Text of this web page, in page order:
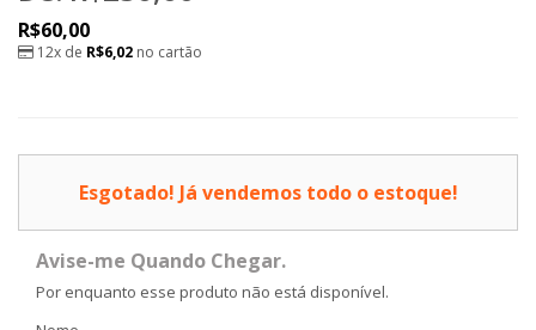
R$60,00
12x de R$6,02 no cartão
Esgotado! Já vendemos todo o estoque!
Avise-me Quando Chegar.
Por enquanto esse produto não está disponível.